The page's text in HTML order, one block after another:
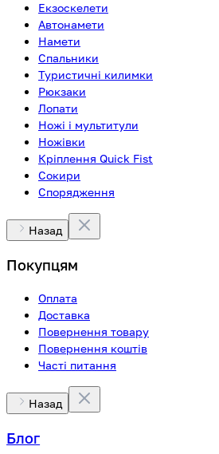
Екзоскелети
Автонамети
Намети
Спальники
Туристичні килимки
Рюкзаки
Лопати
Ножі і мультитули
Ножівки
Кріплення Quick Fist
Сокири
Спорядження
Назад
Покупцям
Оплата
Доставка
Повернення товару
Повернення коштів
Часті питання
Назад
Блог